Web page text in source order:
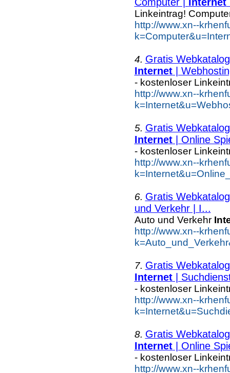
Linkeintrag!
http://www.xn--
4. Gratis
Internet|
- kostenloser
http://www.xn--
5. Gratis
Internet| Online
- kostenloser
http://www.xn--
6. Gratis
und Verkehr | I...
Auto und Verkehr
http://www.xn--
7. Gratis
Internet|
- kostenloser
http://www.xn--
8. Gratis
Internet| Online
- kostenloser
http://www.xn--